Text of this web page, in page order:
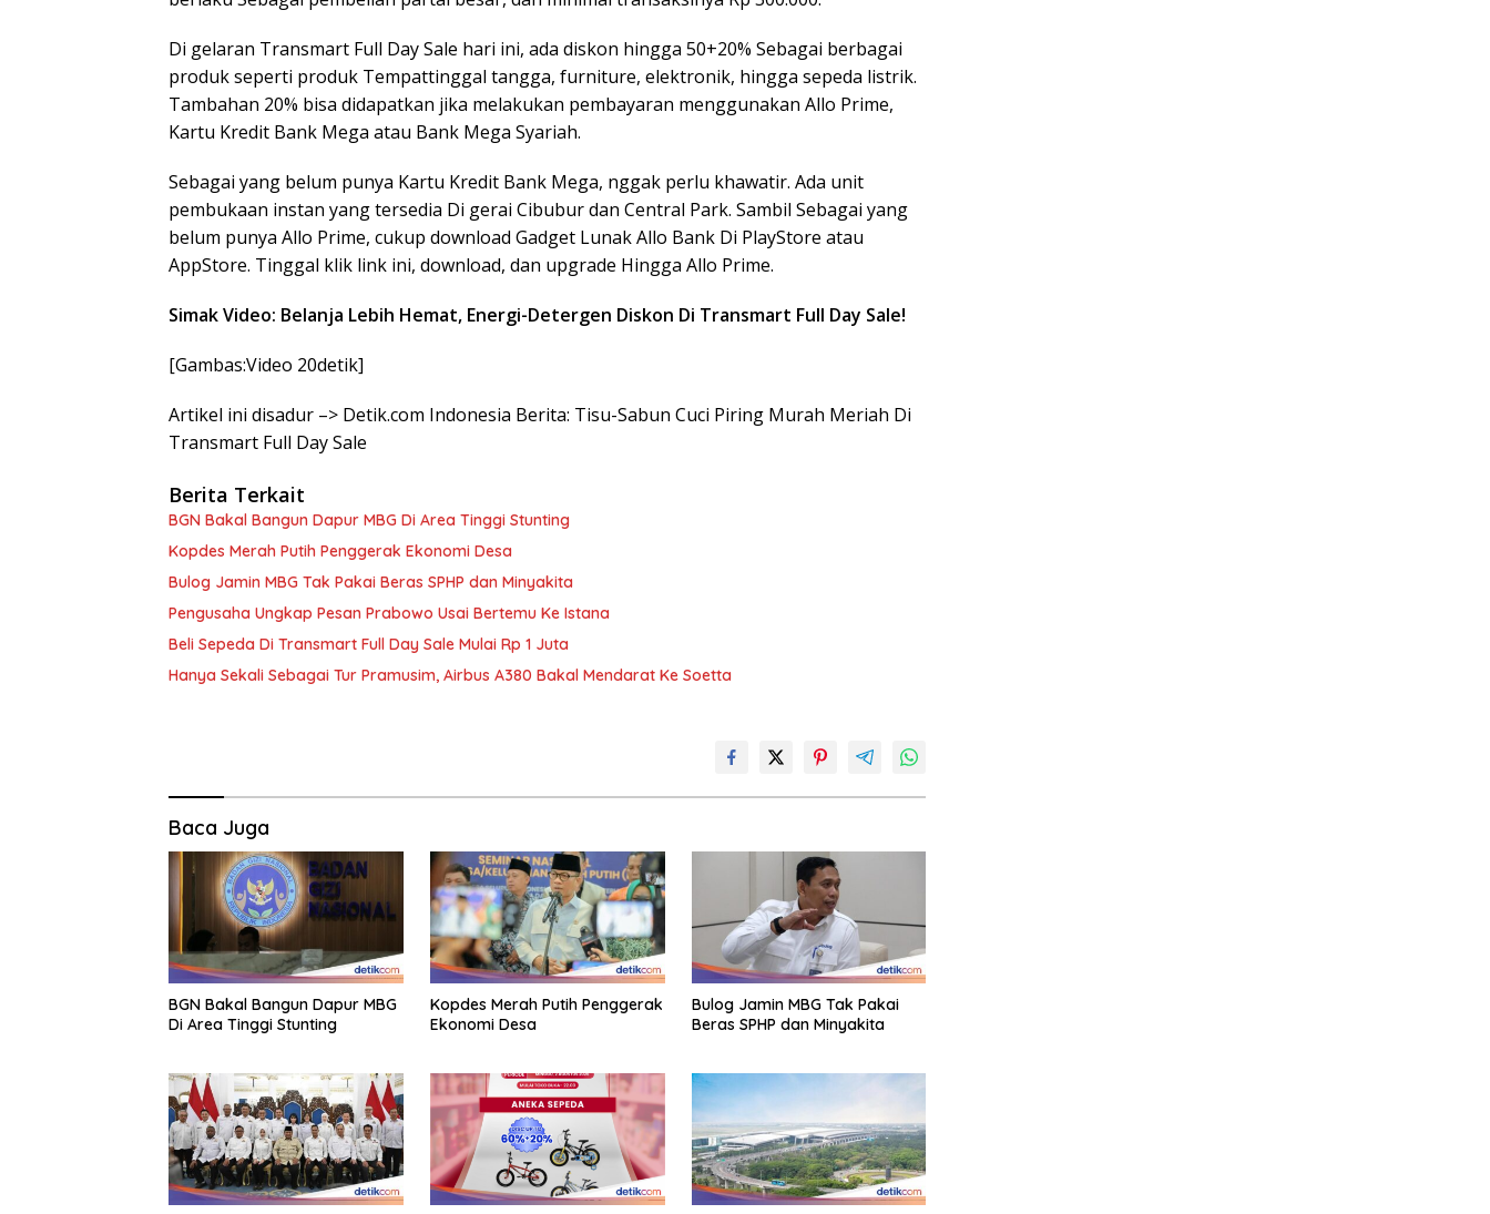
Di gelaran Transmart Full Day Sale hari ini, ada diskon hingga 50+20% Sebagai berbagai
produk seperti produk Tempattinggal tangga, furniture, elektronik, hingga sepeda listrik.
Tambahan 20% bisa didapatkan jika melakukan pembayaran menggunakan Allo Prime,
Kartu Kredit Bank Mega atau Bank Mega Syariah.
Sebagai yang belum punya Kartu Kredit Bank Mega, nggak perlu khawatir. Ada unit
pembukaan instan yang tersedia Di gerai Cibubur dan Central Park. Sambil Sebagai yang
belum punya Allo Prime, cukup download Gadget Lunak Allo Bank Di PlayStore atau
AppStore. Tinggal klik link ini, download, dan upgrade Hingga Allo Prime.
Simak Video: Belanja Lebih Hemat, Energi-Detergen Diskon Di Transmart Full Day Sale!
[Gambas:Video 20detik]
Artikel ini disadur –> Detik.com Indonesia Berita: Tisu-Sabun Cuci Piring Murah Meriah Di
Transmart Full Day Sale
Berita Terkait
BGN Bakal Bangun Dapur MBG Di Area Tinggi Stunting
Kopdes Merah Putih Penggerak Ekonomi Desa
Bulog Jamin MBG Tak Pakai Beras SPHP dan Minyakita
Pengusaha Ungkap Pesan Prabowo Usai Bertemu Ke Istana
Beli Sepeda Di Transmart Full Day Sale Mulai Rp 1 Juta
Hanya Sekali Sebagai Tur Pramusim, Airbus A380 Bakal Mendarat Ke Soetta
Baca Juga
BGN Bakal Bangun Dapur MBG
Di Area Tinggi Stunting
Kopdes Merah Putih Penggerak
Ekonomi Desa
Bulog Jamin MBG Tak Pakai
Beras SPHP dan Minyakita